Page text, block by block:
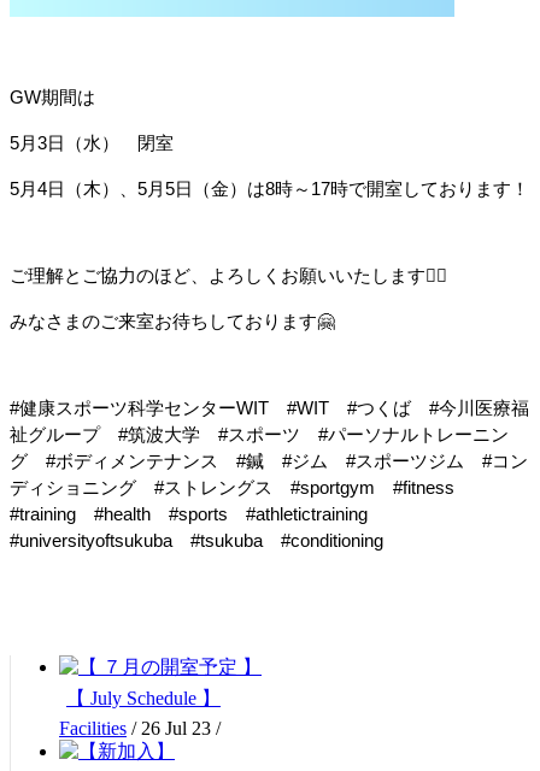
GW期間は
5月3日（水）　閉室
5月4日（木）、5月5日（金）は8時～17時で開室しております！
ご理解とご協力のほど、よろしくお願いいたします🙇‍♀️
みなさまのご来室お待ちしております🤗
#健康スポーツ科学センターWIT　#WIT　#つくば　#今川医療福
祉グループ　#筑波大学　#スポーツ　#パーソナルトレーニン
グ　#ボディメンテナンス　#鍼　#ジム　#スポーツジム　#コン
ディショニング　#ストレングス　#sportgym　#fitness
#training　#health　#sports　#athletictraining
#universityoftsukuba　#tsukuba　#conditioning
【 July Schedule 】
Facilities /26 Jul 23 /